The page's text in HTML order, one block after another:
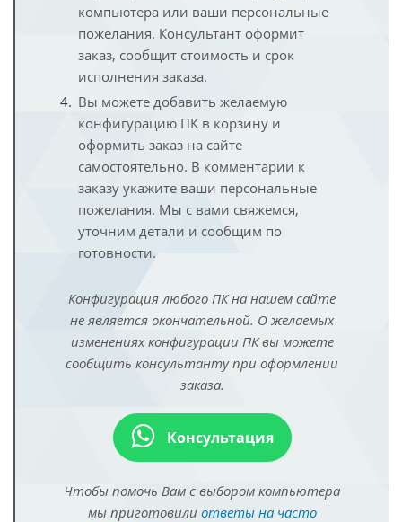
компьютера или ваши персональные
пожелания. Консультант оформит
заказ, сообщит стоимость и срок
исполнения заказа.
Вы можете добавить желаемую
конфигурацию ПК в корзину и
оформить заказ на сайте
самостоятельно. В комментарии к
заказу укажите ваши персональные
пожелания. Мы с вами свяжемся,
уточним детали и сообщим по
готовности.
Конфигурация любого ПК на нашем сайте
не является окончательной. О желаемых
изменениях конфигурации ПК вы можете
сообщить консультанту при оформлении
заказа.
Консультация
Чтобы помочь Вам с выбором компьютера
мы приготовили ответы на часто